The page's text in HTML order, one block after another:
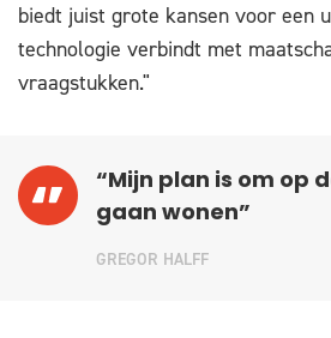
biedt juist grote kansen voor een
technologie verbindt met
vraagstukken."
“Mijn plan is om op
gaan wonen”
GREGOR HALFF